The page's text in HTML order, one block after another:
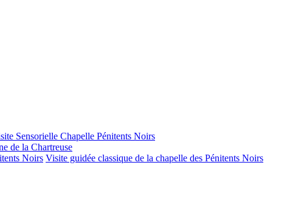
Sensorielle Chapelle Pénitents Noirs
de la Chartreuse
Visite guidée classique de la chapelle des Pénitents Noirs